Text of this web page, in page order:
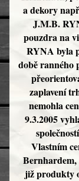
a dekory
J.M.B.
pouzdra na
RYNA byla
době ranného
zaplavení
nemohla
9.3.2005
Vlastním
již produkty